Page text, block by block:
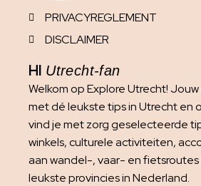
PRIVACYREGLEMENT
DISCLAIMER
HI Utrecht-fan
Welkom op Explore Utrecht!
met dé leukste tips in Utrecht en
vind je met zorg geselecteerde
winkels, culturele activiteiten,
aan wandel-, vaar- en fietsroutes
leukste provincies in Nederland.